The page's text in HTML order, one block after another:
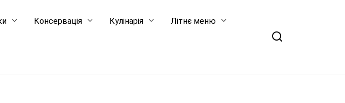
Консервація Кулінарія Літнє меню